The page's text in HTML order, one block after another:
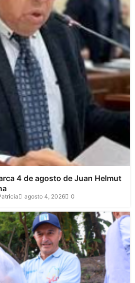
4 de agosto de Juan Helmut
agosto 4, 2026 0